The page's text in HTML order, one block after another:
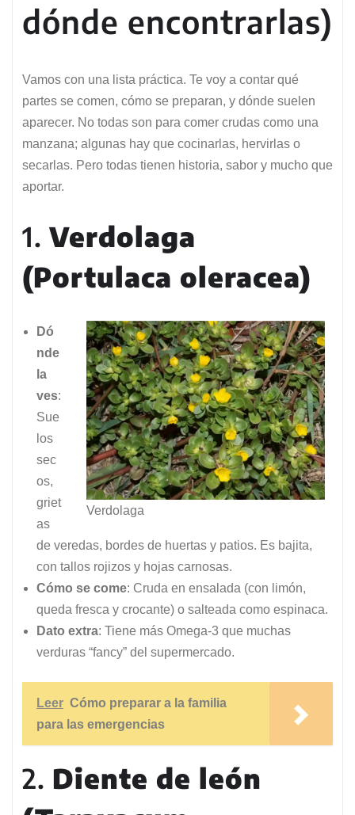
dónde encontrarlas)
Vamos con una lista práctica. Te voy a contar qué
partes se comen, cómo se preparan, y dónde suelen
aparecer. No todas son para comer crudas como una
manzana; algunas hay que cocinarlas, hervirlas o
secarlas. Pero todas tienen historia, sabor y mucho que
aportar.
1. Verdolaga
(Portulaca oleracea)
Verdolaga
Dó
nde
la
ves:
Sue
los
sec
os,
griet
as
de veredas, bordes de huertas y patios. Es bajita,
con tallos rojizos y hojas carnosas.
Cómo se come: Cruda en ensalada (con limón,
queda fresca y crocante) o salteada como espinaca.
Dato extra: Tiene más Omega-3 que muchas
verduras “fancy” del supermercado.
Leer Cómo preparar a la familia
para las emergencias
2. Diente de león